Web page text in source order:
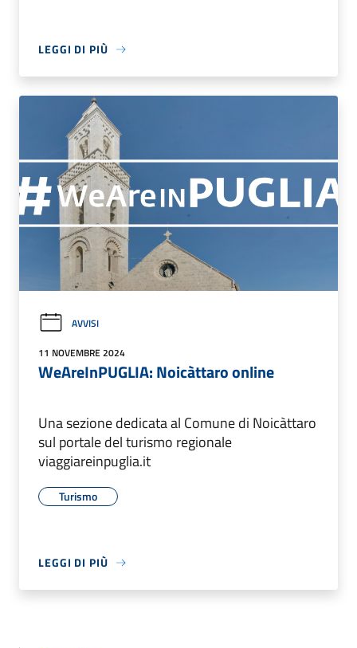
LEGGI DI PIÙ
AVVISI
11 NOVEMBRE 2024
WeAreInPUGLIA: Noicàttaro online
Una sezione dedicata al Comune di Noicàttaro
sul portale del turismo regionale
viaggiareinpuglia.it
Turismo
LEGGI DI PIÙ